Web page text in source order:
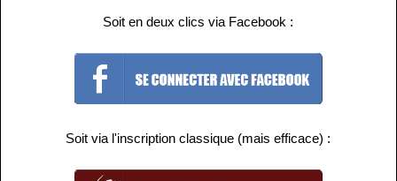
Soit en deux clics via Facebook :
Soit via l'inscription classique (mais efficace) :